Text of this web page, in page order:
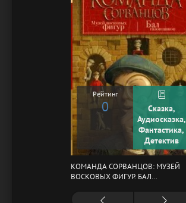
Рейтинг
0
Сказка,
Аудиосказка,
Фантастика,
Детектив
КОМАНДА СОРВАНЦОВ: МУЗЕЙ
ВОСКОВЫХ ФИГУР. БАЛ